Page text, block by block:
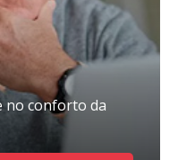
no conforto da